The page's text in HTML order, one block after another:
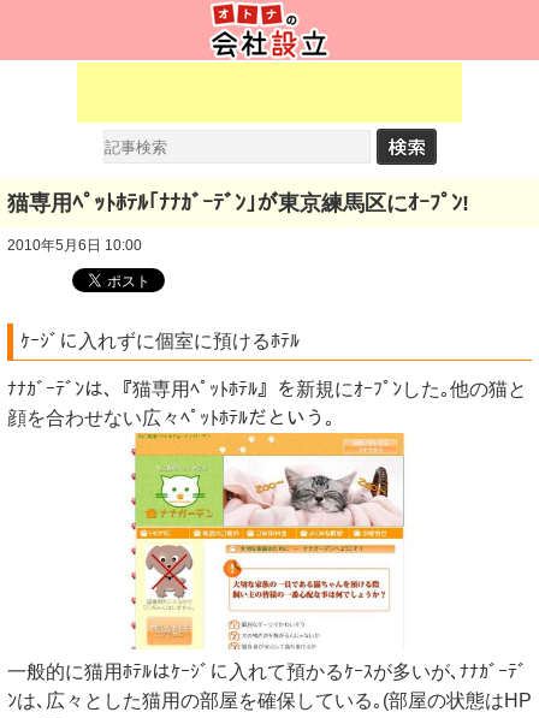
猫専用ﾍﾟｯﾄﾎﾃﾙ｢ﾅﾅｶﾞｰﾃﾞﾝ｣が東京練馬区にｵｰﾌﾟﾝ!
2010年5月6日 10:00
ｹｰｼﾞに入れずに個室に預けるﾎﾃﾙ
ﾅﾅｶﾞｰﾃﾞﾝは､『猫専用ﾍﾟｯﾄﾎﾃﾙ』を新規にｵｰﾌﾟﾝした｡他の猫と
顔を合わせない広々ﾍﾟｯﾄﾎﾃﾙだという｡
一般的に猫用ﾎﾃﾙはｹｰｼﾞに入れて預かるｹｰｽが多いが､ﾅﾅｶﾞｰﾃﾞ
ﾝは､広々とした猫用の部屋を確保している｡(部屋の状態はHP